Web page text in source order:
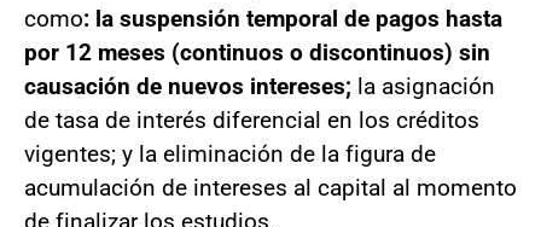
como: la suspensión temporal de pagos hasta
por 12 meses (continuos o discontinuos) sin
causación de nuevos intereses; la asignación
de tasa de interés diferencial en los créditos
vigentes; y la eliminación de la figura de
acumulación de intereses al capital al momento